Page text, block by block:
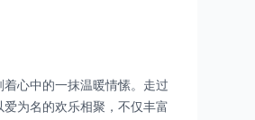
心中的一抹温暖情愫。走过
为名的欢乐相聚，不仅丰富